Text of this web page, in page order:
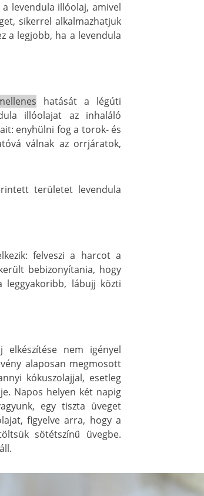
levendula illóolaj, amivel
sikerrel alkalmazhatjuk
a legjobb, ha a levendula
hatását a légúti
illóolajat az inhaláló
enyhülni fog a torok- és
válnak az orrjáratok,
területet levendula
felveszi a harcot a
bebizonyítania, hogy
leggyakoribb, lábujj közti
elkészítése nem igényel
alaposan megmosott
kókuszolajjal, esetleg
Napos helyen két napig
egy tiszta üveget
figyelve arra, hogy a
sötétszínű üvegbe.